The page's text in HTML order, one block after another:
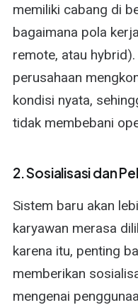
memiliki cabang di
bagaimana pola
remote, atau
perusahaan
kondisi nyata,
tidak membebani
2. Sosialisasi dan
Sistem baru akan
karyawan merasa
karena itu, penting
memberikan
mengenai